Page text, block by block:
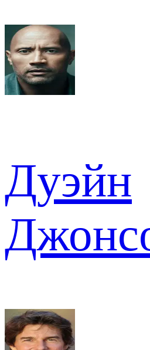
Дуэйн